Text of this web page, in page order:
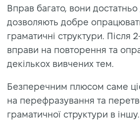
Вправ багато, вони достатньо
дозволяють добре
граматичні структури. Після
вправи на повторення та
декількох вивчених тем.
Безперечним плюсом саме
на перефразування та
граматичної структури в